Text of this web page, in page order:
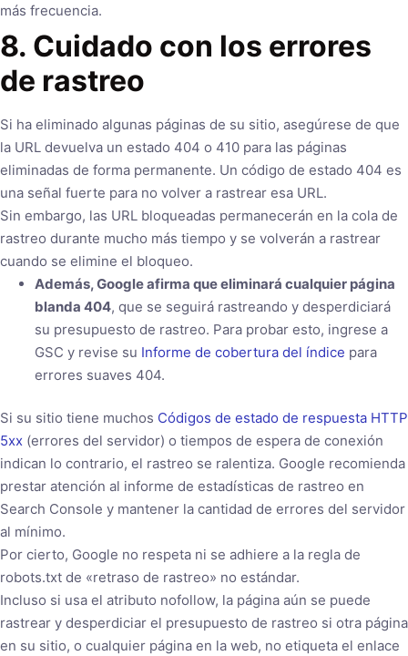
más frecuencia.
8. Cuidado con los errores
de rastreo
Si ha eliminado algunas páginas de su sitio, asegúrese de que
la URL devuelva un estado 404 o 410 para las páginas
eliminadas de forma permanente. Un código de estado 404 es
una señal fuerte para no volver a rastrear esa URL.
Sin embargo, las URL bloqueadas permanecerán en la cola de
rastreo durante mucho más tiempo y se volverán a rastrear
cuando se elimine el bloqueo.
Además, Google afirma que eliminará cualquier página
blanda 404, que se seguirá rastreando y desperdiciará
su presupuesto de rastreo. Para probar esto, ingrese a
GSC y revise su Informe de cobertura del índice para
errores suaves 404.
Si su sitio tiene muchos Códigos de estado de respuesta HTTP
5xx (errores del servidor) o tiempos de espera de conexión
indican lo contrario, el rastreo se ralentiza. Google recomienda
prestar atención al informe de estadísticas de rastreo en
Search Console y mantener la cantidad de errores del servidor
al mínimo.
Por cierto, Google no respeta ni se adhiere a la regla de
robots.txt de «retraso de rastreo» no estándar.
Incluso si usa el atributo nofollow, la página aún se puede
rastrear y desperdiciar el presupuesto de rastreo si otra página
en su sitio, o cualquier página en la web, no etiqueta el enlace